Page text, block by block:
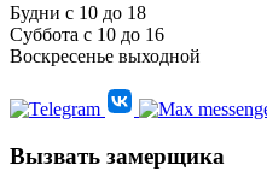
Будни с 10 до 18
Суббота с 10 до 16
Воскресенье выходной
Вызвать замерщика